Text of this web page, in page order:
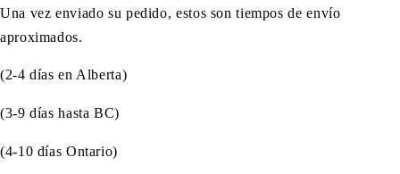
Una vez enviado su pedido, estos son tiempos de envío
aproximados.
(2-4 días en Alberta)
(3-9 días hasta BC)
(4-10 días Ontario)